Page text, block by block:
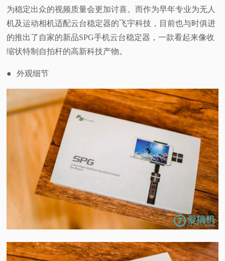
为稳定出众的视频质量会更加讨喜。而作为早年专业为无人
机及运动相机适配云台稳定器的飞宇科技，目前也与时俱进
的推出了自家的新品SPG手机云台稳定器，一款看起来像收
缩状特制自拍杆的高新科技产物。
● 外观细节